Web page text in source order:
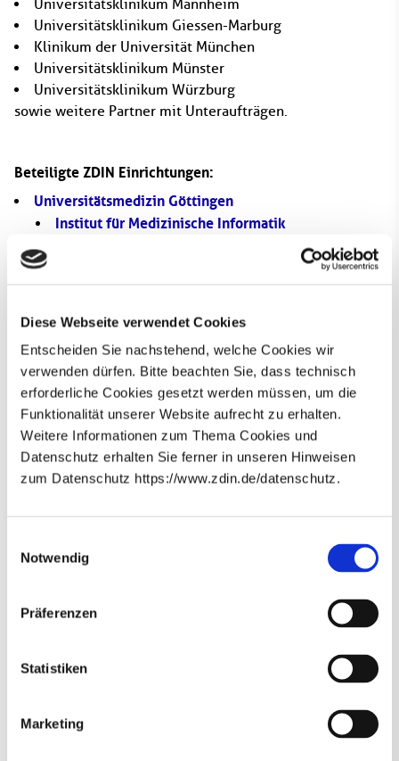
Diese Webseite verwendet Cookies
Entscheiden Sie nachstehend, welche Cookies wir
verwenden dürfen. Bitte beachten Sie, dass technisch
erforderliche Cookies gesetzt werden müssen, um die
Funktionalität unserer Website aufrecht zu erhalten.
Weitere Informationen zum Thema Cookies und
Datenschutz erhalten Sie ferner in unseren Hinweisen
zum Datenschutz https://www.zdin.de/datenschutz.
Notwendig
Präferenzen
Statistiken
Marketing
Universitätsklinikum Mannheim
Universitätsklinikum Giessen-Marburg
Klinikum der Universität München
Universitätsklinikum Münster
Universitätsklinikum Würzburg
sowie weitere Partner mit Unteraufträgen.
Beteiligte ZDIN Einrichtungen:
Universitätsmedizin Göttingen
Institut für Medizinische Informatik
Beteiligte Wissenschaftler*innen:
Göttingen)
Ansprechperson
Universitätsmedizin Göttingen
Datenschutzhinweise, die
Sie umfassend über unsere Datenverarbeitung und
* Pflichtfelder Abonnieren